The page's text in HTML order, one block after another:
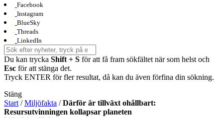
Facebook
Instagram
BlueSky
Threads
LinkedIn
Du kan trycka Shift + S för att få fram sökfältet när som helst och
Esc för att stänga det.
Tryck ENTER för fler resultat, då kan du även förfina din sökning.
Stäng
Start /Miljöfakta /Därför är tillväxt ohållbart:
Resursutvinningen kollapsar planeten